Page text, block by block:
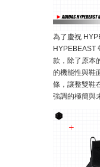
為了慶祝
HYPEBEAST
款，除了原本
的機能性與鞋
條，讓整雙鞋
強調的極簡與